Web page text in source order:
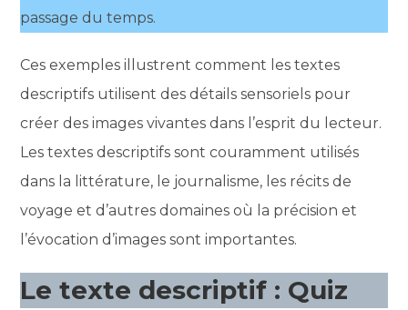
passage du temps.
Ces exemples illustrent comment les textes
descriptifs utilisent des détails sensoriels pour
créer des images vivantes dans l’esprit du lecteur.
Les textes descriptifs sont couramment utilisés
dans la littérature, le journalisme, les récits de
voyage et d’autres domaines où la précision et
l’évocation d’images sont importantes.
Le texte descriptif : Quiz